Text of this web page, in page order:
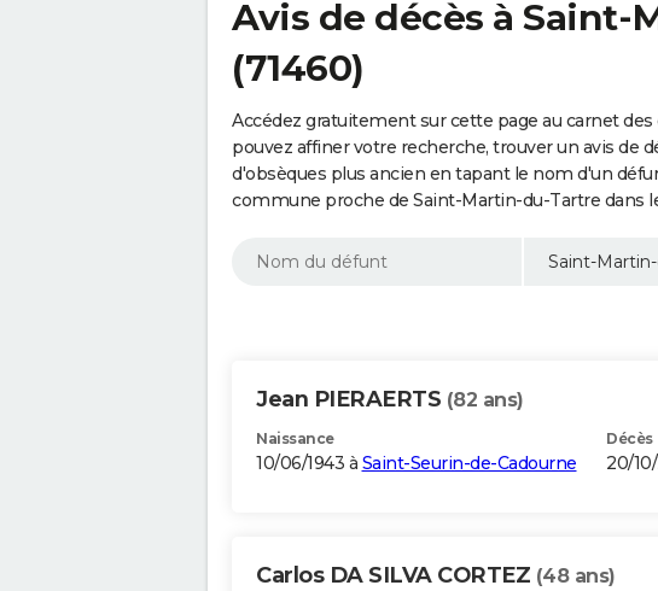
Avis de décès à Saint-
(71460)
Accédez gratuitement sur cette page au carnet
pouvez affiner votre recherche, trouver un avis de
d'obsèques plus ancien en tapant le nom d'un
commune proche de Saint-Martin-du-Tartre dans
Jean PIERAERTS (82 ans)
Naissance
10/06/1943 à Saint-Seurin-de-Cadourne
Décès
20/
Carlos DA SILVA CORTEZ (48 ans)